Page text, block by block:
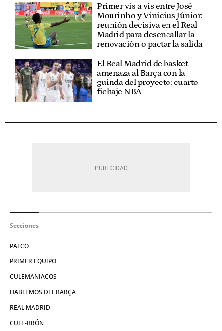
Primer vis a vis entre José
Mourinho y Vinicius Júnior:
reunión decisiva en el Real
Madrid para desencallar la
renovación o pactar la salida
El Real Madrid de basket
amenaza al Barça con la
guinda del proyecto: cuarto
fichaje NBA
Secciones
PALCO
PRIMER EQUIPO
CULEMANIACOS
HABLEMOS DEL BARÇA
REAL MADRID
CULE-BRÓN